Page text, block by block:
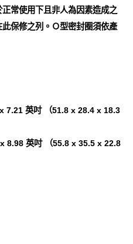
常使用下且非人為因素造成之
保修之列。Ｏ型密封圈須依產
7.21 英吋 （51.8 x 28.4 x 18.3
8.98 英吋 （55.8 x 35.5 x 22.8